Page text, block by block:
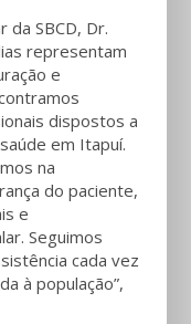
SBCD, Dr.
representam
e
dispostos a
em Itapuí.
na
do paciente,
e
Seguimos
cada vez
à população”,